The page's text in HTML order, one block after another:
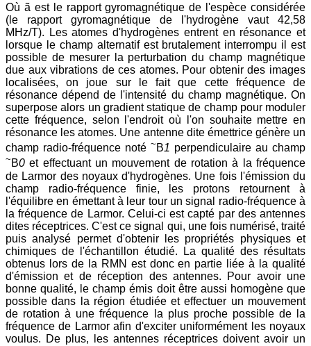
Où ã est le rapport gyromagnétique de l'espèce considérée
(le rapport gyromagnétique de l'hydrogène vaut 42,58
MHz/T). Les atomes d'hydrogènes entrent en résonance et
lorsque le champ alternatif est brutalement interrompu il est
possible de mesurer la perturbation du champ magnétique
due aux vibrations de ces atomes. Pour obtenir des images
localisées, on joue sur le fait que cette fréquence de
résonance dépend de l'intensité du champ magnétique. On
superpose alors un gradient statique de champ pour moduler
cette fréquence, selon l'endroit où l'on souhaite mettre en
résonance les atomes. Une antenne dite émettrice génère un
champ radio-fréquence noté ~ B1 perpendiculaire au champ
~ B0et effectuant un mouvement de rotation à la fréquence
de Larmor des noyaux d'hydrogènes. Une fois l'émission du
champ radio-fréquence finie, les protons retournent à
l'équilibre en émettant à leur tour un signal radio-fréquence à
la fréquence de Larmor. Celui-ci est capté par des antennes
dites réceptrices. C'est ce signal qui, une fois numérisé, traité
puis analysé permet d'obtenir les propriétés physiques et
chimiques de l'échantillon étudié. La qualité des résultats
obtenus lors de la RMN est donc en partie liée à la qualité
d'émission et de réception des antennes. Pour avoir une
bonne qualité, le champ émis doit être aussi homogène que
possible dans la région étudiée et effectuer un mouvement
de rotation à une fréquence la plus proche possible de la
fréquence de Larmor afin d'exciter uniformément les noyaux
voulus. De plus, les antennes réceptrices doivent avoir un